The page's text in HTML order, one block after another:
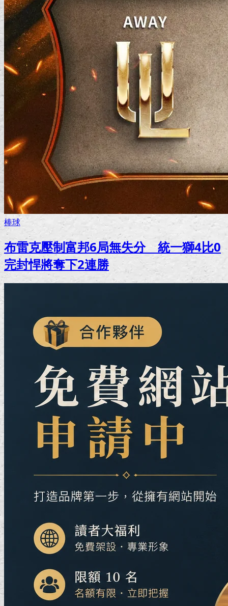
棒球
布雷克壓制富邦6局無失分 統一獅4比0
完封悍將奪下2連勝